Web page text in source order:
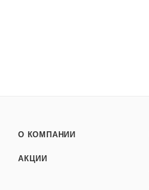
О КОМПАНИИ
АКЦИИ